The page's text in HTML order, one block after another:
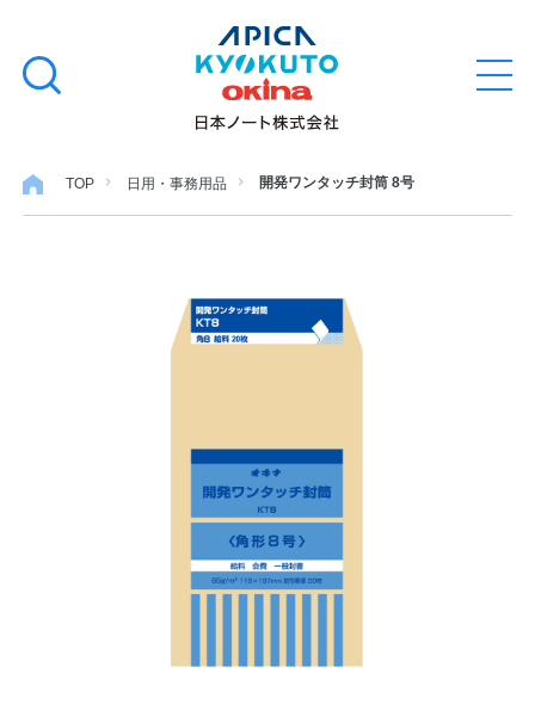
文
キ
ッ
閉
検
る
ファイル・バインダー
特集・コラム
ノートの豆知識
工場フォトツアー
TOP 日用・事務用品 開発ワンタッチ封筒 8号